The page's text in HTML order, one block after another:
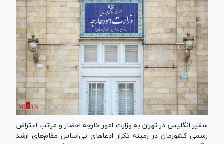
سفیر انگلیس در تهران به وزارت امور خارجه احضار و مراتب اعتراض
رسمی کشورمان در زمینه تکرار ادعا‌های بی‌اساس مقام‌های ارشد